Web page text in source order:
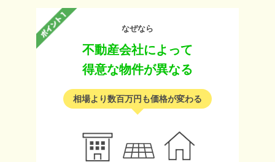
なぜなら
不動産会社によって
得意な物件が異なる
相場より数百万円も価格が変わる